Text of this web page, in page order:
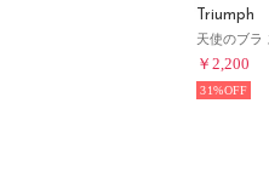
Triumph
￥2,200
31%